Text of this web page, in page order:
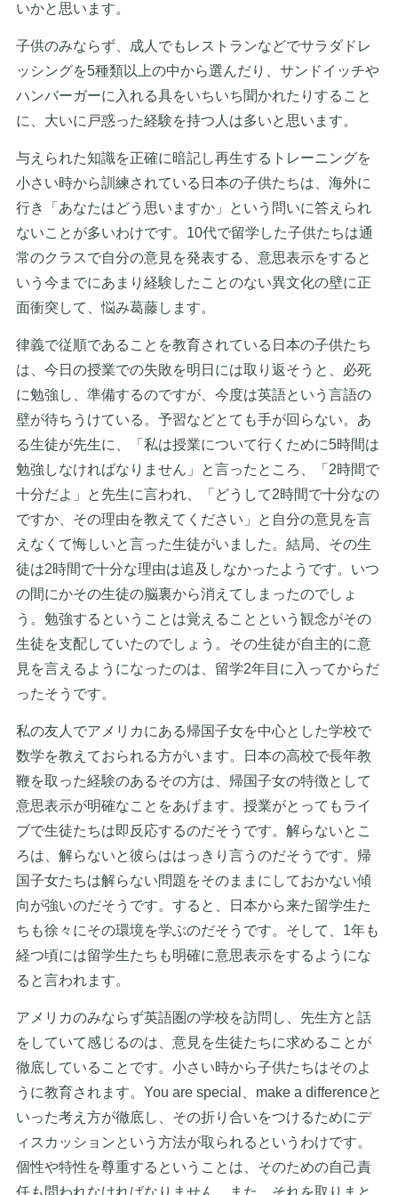
いかと思います。
子供のみならず、成人でもレストランなどでサラダドレ
ッシングを5種類以上の中から選んだり、サンドイッチや
ハンバーガーに入れる具をいちいち聞かれたりすること
に、大いに戸惑った経験を持つ人は多いと思います。
与えられた知識を正確に暗記し再生するトレーニングを
小さい時から訓練されている日本の子供たちは、海外に
行き「あなたはどう思いますか」という問いに答えられ
ないことが多いわけです。10代で留学した子供たちは通
常のクラスで自分の意見を発表する、意思表示をすると
いう今までにあまり経験したことのない異文化の壁に正
面衝突して、悩み葛藤します。
律義で従順であることを教育されている日本の子供たち
は、今日の授業での失敗を明日には取り返そうと、必死
に勉強し、準備するのですが、今度は英語という言語の
壁が待ちうけている。予習などとても手が回らない。あ
る生徒が先生に、「私は授業について行くために5時間は
勉強しなければなりません」と言ったところ、「2時間で
十分だよ」と先生に言われ、「どうして2時間で十分なの
ですか、その理由を教えてください」と自分の意見を言
えなくて悔しいと言った生徒がいました。結局、その生
徒は2時間で十分な理由は追及しなかったようです。いつ
の間にかその生徒の脳裏から消えてしまったのでしょ
う。勉強するということは覚えることという観念がその
生徒を支配していたのでしょう。その生徒が自主的に意
見を言えるようになったのは、留学2年目に入ってからだ
ったそうです。
私の友人でアメリカにある帰国子女を中心とした学校で
数学を教えておられる方がいます。日本の高校で長年教
鞭を取った経験のあるその方は、帰国子女の特徴として
意思表示が明確なことをあげます。授業がとってもライ
ブで生徒たちは即反応するのだそうです。解らないとこ
ろは、解らないと彼らははっきり言うのだそうです。帰
国子女たちは解らない問題をそのままにしておかない傾
向が強いのだそうです。すると、日本から来た留学生た
ちも徐々にその環境を学ぶのだそうです。そして、1年も
経つ頃には留学生たちも明確に意思表示をするようにな
ると言われます。
アメリカのみならず英語圏の学校を訪問し、先生方と話
をしていて感じるのは、意見を生徒たちに求めることが
徹底していることです。小さい時から子供たちはそのよ
うに教育されます。You are special、make a differenceと
いった考え方が徹底し、その折り合いをつけるためにデ
ィスカッションという方法が取られるというわけです。
個性や特性を尊重するということは、そのための自己責
任も問われなければなりません。また、それを取りまと